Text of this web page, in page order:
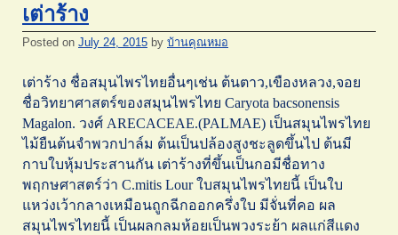
เต่าร้าง
Posted on July 24, 2015 by บ้านคุณหมอ
เต่าร้าง ชื่อสมุนไพรไทยอื่นๆเช่น ต้นตาว,เขืองหลวง,จอย
ชื่อวิทยาศาสตร์ของสมุนไพรไทย Caryota bacsonensis
Magalon. วงศ์ ARECACEAE.(PALMAE) เป็นสมุนไพรไทย
ไม้ยืนต้นจำพวกปาล์ม ต้นเป็นปล้องสูงชะลูดขึ้นไป ต้นมี
กาบใบหุ้มประสานกัน เต่าร้างที่ขึ้นเป็นกอมีชื่อทาง
พฤกษศาสตร์ว่า C.mitis Lour ใบสมุนไพรไทยนี้ เป็นใบ
แหว่งเว้ากลางเหมือนถูกฉีกออกครึ่งใบ มีจั่นที่คอ ผล
สมุนไพรไทยนี้ เป็นผลกลมห้อยเป็นพวงระย้า ผลแก่สีแดง